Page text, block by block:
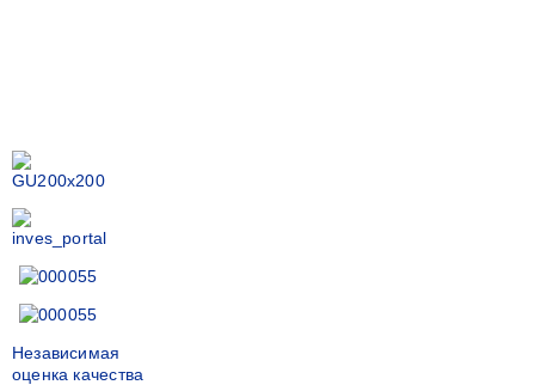
Независимая
оценка качества